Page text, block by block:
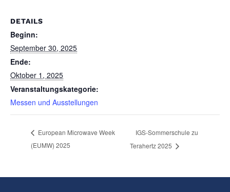
DETAILS
Beginn:
September 30, 2025
Ende:
Oktober 1, 2025
Veranstaltungskategorie:
Messen und Ausstellungen
European Microwave Week
(EUMW) 2025
IGS-Sommerschule zu
Terahertz 2025